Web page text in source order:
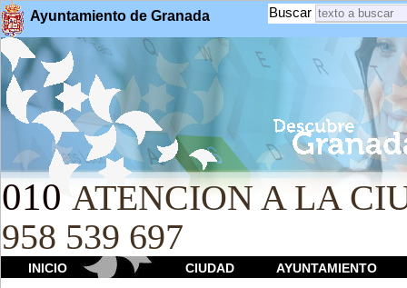
Ayuntamiento de Granada Buscar
010 ATENCION A LA
958 539 697
INICIO CIUDAD AYUNTAMIENTO